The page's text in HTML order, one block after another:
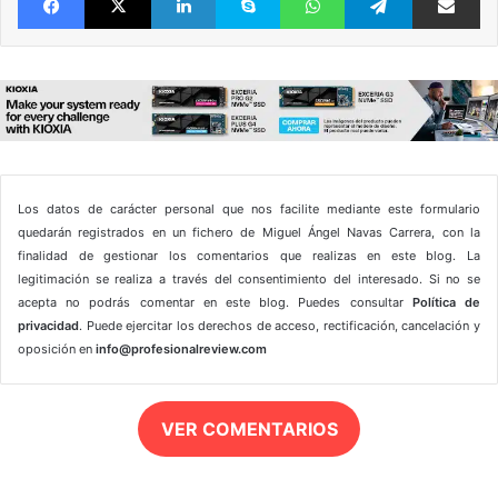
Los datos de carácter personal que nos facilite mediante este formulario
quedarán registrados en un fichero de Miguel Ángel Navas Carrera, con la
finalidad de gestionar los comentarios que realizas en este blog. La
legitimación se realiza a través del consentimiento del interesado. Si no se
acepta no podrás comentar en este blog. Puedes consultar Política de
privacidad. Puede ejercitar los derechos de acceso, rectificación, cancelación y
oposición en info@profesionalreview.com
VER COMENTARIOS